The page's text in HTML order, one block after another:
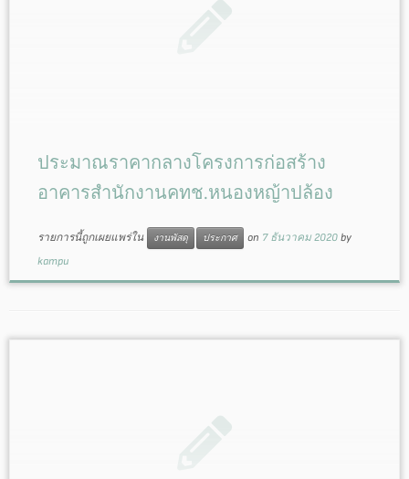
ประมาณราคากลางโครงการก่อสร้าง
อาคารสำนักงานคทช.หนองหญ้าปล้อง
รายการนี้ถูกเผยแพร่ใน งานพัสดุ ประกาศ on 7 ธันวาคม 2020 by
kampu